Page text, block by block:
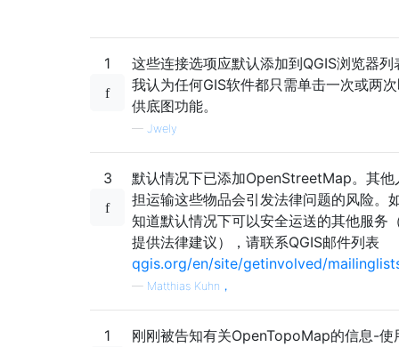
1
这些连接选项应默认添加到QGIS浏览器列
我认为任何GIS软件都只需单击一次或两
供底图功能。
— Jwely
3
默认情况下已添加OpenStreetMap。其他
担运输这些物品会引发法律问题的风险。
知道默认情况下可以安全运送的其他服务
提供法律建议），请联系QGIS邮件列表
qgis.org/en/site/getinvolved/
— Matthias Kuhn，
1
刚刚被告知有关OpenTopoMap的信息-使